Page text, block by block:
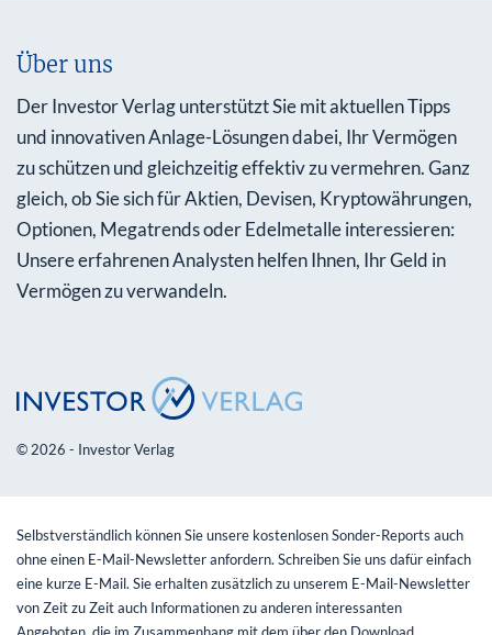
Über uns
Der Investor Verlag unterstützt Sie mit aktuellen Tipps
und innovativen Anlage-Lösungen dabei, Ihr Vermögen
zu schützen und gleichzeitig effektiv zu vermehren. Ganz
gleich, ob Sie sich für Aktien, Devisen, Kryptowährungen,
Optionen, Megatrends oder Edelmetalle interessieren:
Unsere erfahrenen Analysten helfen Ihnen, Ihr Geld in
Vermögen zu verwandeln.
© 2026 - Investor Verlag
Selbstverständlich können Sie unsere kostenlosen Sonder-Reports auch
ohne einen E-Mail-Newsletter anfordern. Schreiben Sie uns dafür einfach
eine kurze E-Mail. Sie erhalten zusätzlich zu unserem E-Mail-Newsletter
von Zeit zu Zeit auch Informationen zu anderen interessanten